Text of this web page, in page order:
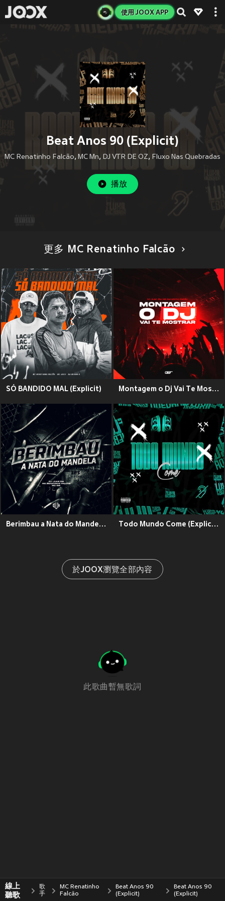
使用 JOOX APP
Beat Anos 90 (Explicit)
MC Renatinho Falcão, MC Mn, DJ VTR DE OZ, Fluxo Nas Quebradas
播放
更多 MC Renatinho Falcão
SÓ BANDIDO MAL (Explicit) Montagem o Dj Vai Te Mostrar (Explicit)
Berimbau a Nata do Mandela (Explicit) Todo Mundo Come (Explicit)
於JOOX瀏覽全部內容
此歌曲暫無歌詞
線上
聽歌
歌
手
MC Renatinho
Falcão
Beat Anos 90
(Explicit)
Beat Anos 90
(Explicit)